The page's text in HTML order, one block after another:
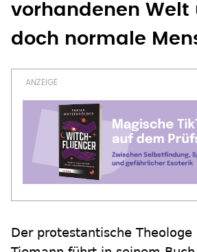
vorhandenen Welt
doch normale
Der protestantische Theologe